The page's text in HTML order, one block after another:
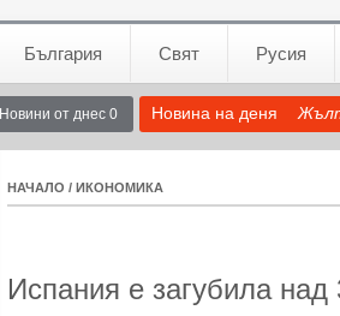
България Свят Русия
Новини от днес 0 Новина на деня
НАЧАЛО / ИКОНОМИКА
Испания е загубила